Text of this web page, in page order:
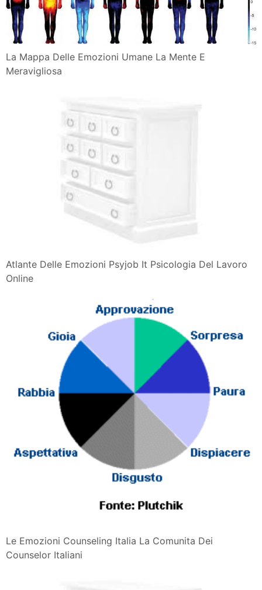
La Mappa Delle Emozioni Umane La Mente E
Meravigliosa
Atlante Delle Emozioni Psyjob It Psicologia Del Lavoro
Online
Le Emozioni Counseling Italia La Comunita Dei
Counselor Italiani